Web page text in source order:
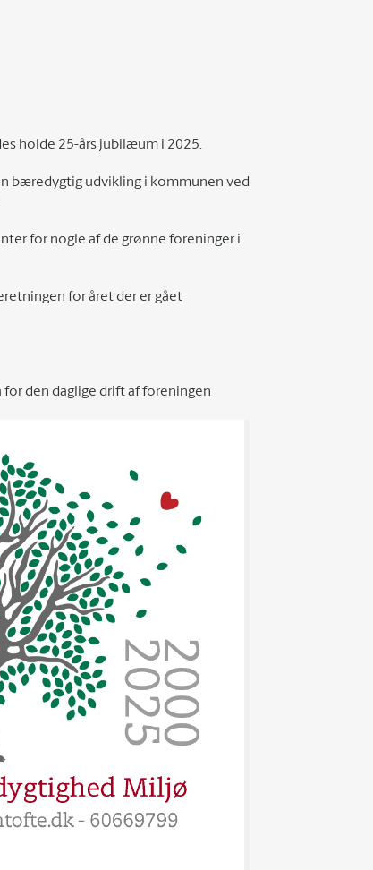
holde 25-års jubilæum i 2025.
bæredygtig udvikling i kommunen ved
for nogle af de grønne foreninger i
for året der er gået
for den daglige drift af foreningen